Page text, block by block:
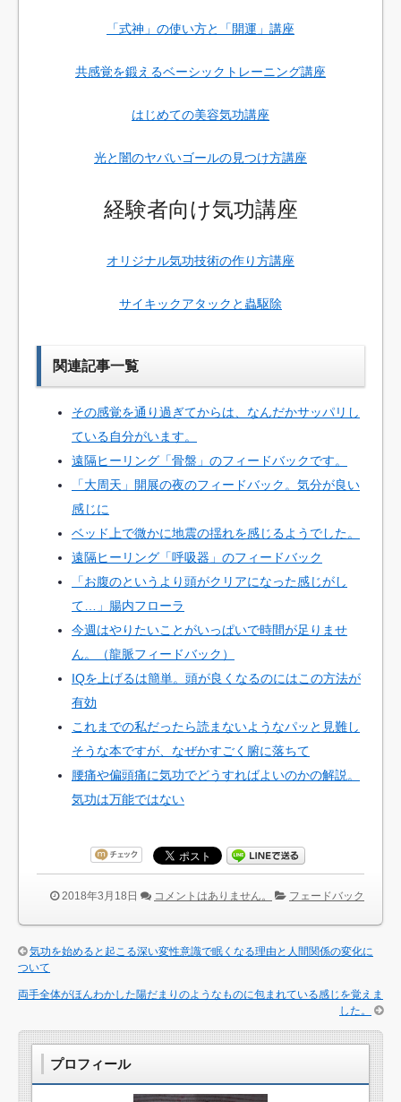
「式神」の使い方と「開運」講座
共感覚を鍛えるベーシックトレーニング講座
はじめての美容気功講座
光と闇のヤバいゴールの見つけ方講座
経験者向け気功講座
オリジナル気功技術の作り方講座
サイキックアタックと蟲駆除
関連記事一覧
その感覚を通り過ぎてからは、なんだかサッパリし
ている自分がいます。
遠隔ヒーリング「骨盤」のフィードバックです。
「大周天」開展の夜のフィードバック。気分が良い
感じに
ベッド上で微かに地震の揺れを感じるようでした。
遠隔ヒーリング「呼吸器」のフィードバック
「お腹のというより頭がクリアになった感じがし
て…」腸内フローラ
今週はやりたいことがいっぱいで時間が足りませ
ん。（龍脈フィードバック）
IQを上げるは簡単。頭が良くなるのにはこの方法が
有効
これまでの私だったら読まないようなパッと見難し
そうな本ですが、なぜかすごく腑に落ちて
腰痛や偏頭痛に気功でどうすればよいのかの解説。
気功は万能ではない
2018年3月18日 コメントはありません。 フェードバック
気功を始めると起こる深い変性意識で眠くなる理由と人間関係の変化に
ついて
両手全体がほんわかした陽だまりのようなものに包まれている感じを覚えま
した。
プロフィール